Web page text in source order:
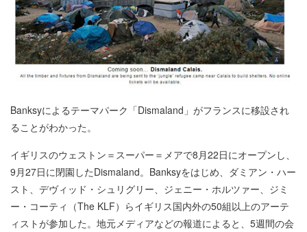
Banksyによるテーマパーク「Dismaland」がフランスに移設され
ることがわかった。
イギリスのウェストン＝スーパー＝メアで8月22日にオープンし、
9月27日に閉園したDismaland。Banksyをはじめ、ダミアン・ハー
スト、デヴィッド・シュリグリー、ジェニー・ホルツァー、ジミ
ー・コーティ（The KLF）らイギリス国内外の50組以上のアーテ
ィストが参加した。地元メディアなどの報道によると、5週間の会